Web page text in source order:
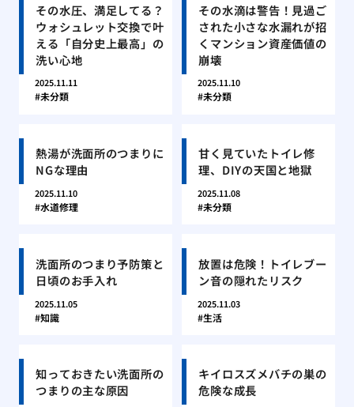
その水圧、満足してる？
ウォシュレット交換で叶
える「自分史上最高」の
洗い心地
2025.11.11
未分類
その水滴は警告！見過ご
された小さな水漏れが招
くマンション資産価値の
崩壊
2025.11.10
未分類
熱湯が洗面所のつまりに
NGな理由
2025.11.10
水道修理
甘く見ていたトイレ修
理、DIYの天国と地獄
2025.11.08
未分類
洗面所のつまり予防策と
日頃のお手入れ
2025.11.05
知識
放置は危険！トイレブー
ン音の隠れたリスク
2025.11.03
生活
知っておきたい洗面所の
つまりの主な原因
キイロスズメバチの巣の
危険な成長